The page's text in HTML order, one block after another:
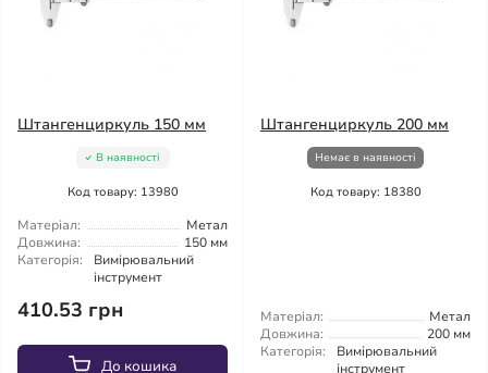
Штангенциркуль 150 мм
В наявності
Код товару: 13980
Матеріал:
Метал
Довжина:
150 мм
Категорія:
Вимірювальний
інструмент
410.53 грн
До кошика
Штангенциркуль 200 мм
Немає в наявності
Код товару: 18380
Матеріал:
Метал
Довжина:
200 мм
Категорія:
Вимірювальний
інструмент